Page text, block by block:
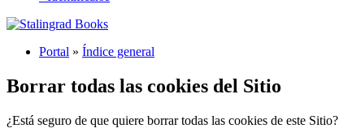
Portal » Índice general
Borrar todas las cookies del Sitio
¿Está seguro de que quiere borrar todas las cookies de este Sitio?